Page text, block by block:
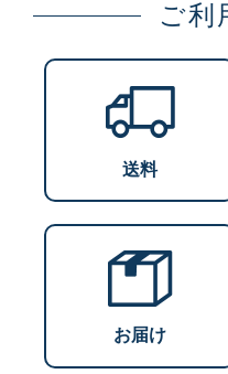
ご利
送料
お届け